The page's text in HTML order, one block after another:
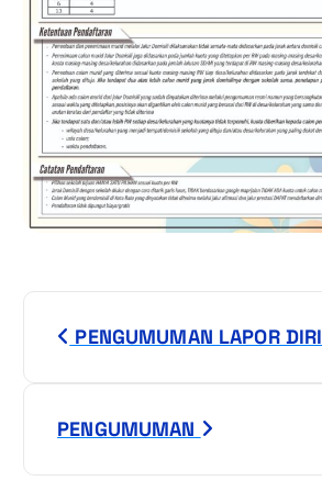
PENGUMUMAN LAPOR DIRI
PENGUMUMAN